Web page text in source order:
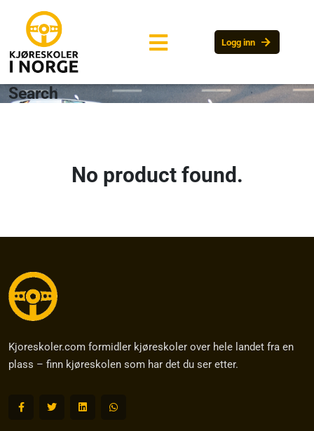
Logg inn arrow_forward
Search
No product found.
Kjoreskoler.com formidler kjøreskoler over hele landet fra en
plass – finn kjøreskolen som har det du ser etter.